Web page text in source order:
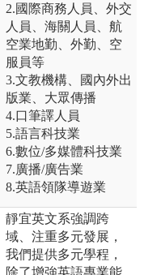
2.國際商務人員、外交
人員、海關人員、航
空業地勤、外勤、空
服員等
3.文教機構、國內外出
版業、大眾傳播
4.口筆譯人員
5.語言科技業
6.數位/多媒體科技業
7.廣播/廣告業
8.英語領隊導遊業
靜宜英文系強調跨
域、注重多元發展，
我們提供多元學程，
除了增強英語專業能